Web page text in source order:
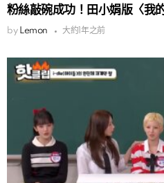
粉絲敲碗成功！田小娟版〈
by Lemon 大約1年之前